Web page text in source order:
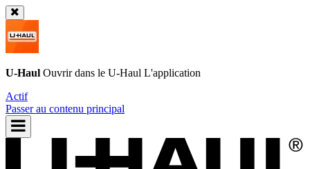
U-Haul Ouvrir dans le U-Haul L'application
Actif
Passer au contenu principal